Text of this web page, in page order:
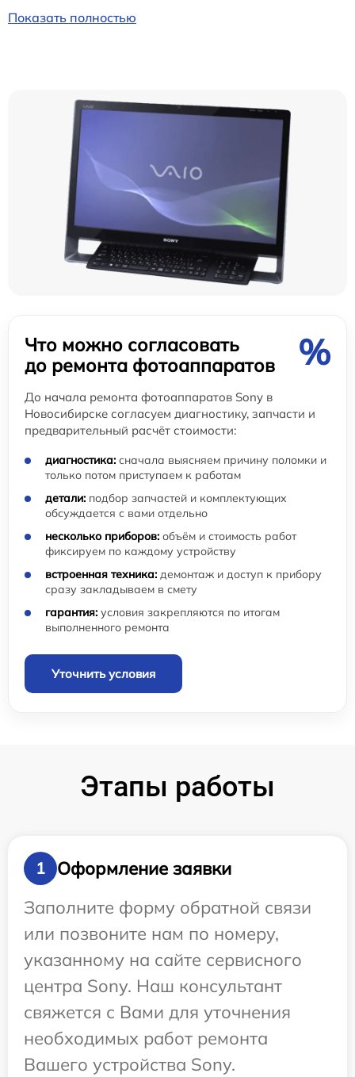
Показать полностью
Что можно согласовать
до ремонта фотоаппаратов
%
До начала ремонта фотоаппаратов Sony в
Новосибирске согласуем диагностику, запчасти и
предварительный расчёт стоимости:
диагностика: сначала выясняем причину поломки и
только потом приступаем к работам
детали: подбор запчастей и комплектующих
обсуждается с вами отдельно
несколько приборов: объём и стоимость работ
фиксируем по каждому устройству
встроенная техника: демонтаж и доступ к прибору
сразу закладываем в смету
гарантия: условия закрепляются по итогам
выполненного ремонта
Уточнить условия
Этапы работы
1
Оформление заявки
Заполните форму обратной связи
или позвоните нам по номеру,
указанному на сайте сервисного
центра Sony. Наш консультант
свяжется с Вами для уточнения
необходимых работ ремонта
Вашего устройства Sony.